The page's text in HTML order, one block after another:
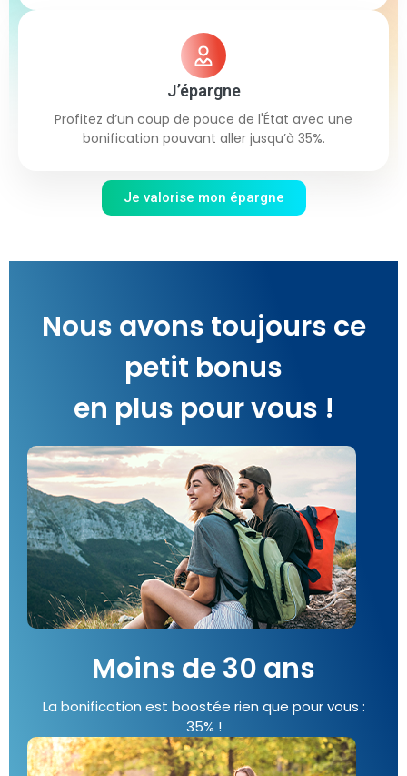
J’épargne
Profitez d’un coup de pouce de l'État avec une
bonification pouvant aller jusqu’à 35%.
Je valorise mon épargne
Nous avons toujours ce
petit bonus
en plus pour vous !
Moins de 30 ans
La bonification est boostée rien que pour vous :
35% !